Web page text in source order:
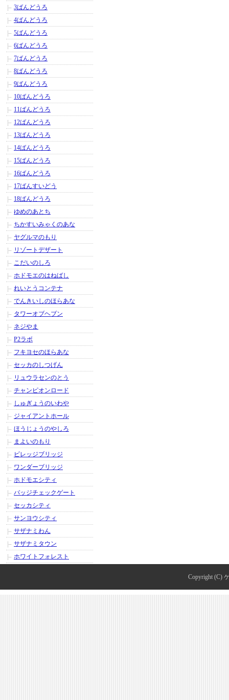
3ばんどうろ
4ばんどうろ
5ばんどうろ
6ばんどうろ
7ばんどうろ
8ばんどうろ
9ばんどうろ
10ばんどうろ
11ばんどうろ
12ばんどうろ
13ばんどうろ
14ばんどうろ
15ばんどうろ
16ばんどうろ
17ばんすいどう
18ばんどうろ
ゆめのあとち
ちかすいみゃくのあな
ヤグルマのもり
リゾートデザート
こだいのしろ
ホドモエのはねばし
れいとうコンテナ
でんきいしのほらあな
タワーオブヘブン
ネジやま
P2ラボ
フキヨセのほらあな
セッカのしつげん
リュウラセンのとう
チャンピオンロード
しゅぎょうのいわや
ジャイアントホール
ほうじょうのやしろ
まよいのもり
ビレッジブリッジ
ワンダーブリッジ
ホドモエシティ
バッジチェックゲート
セッカシティ
サンヨウシティ
サザナミわん
サザナミタウン
ホワイトフォレスト
Copyright (C)